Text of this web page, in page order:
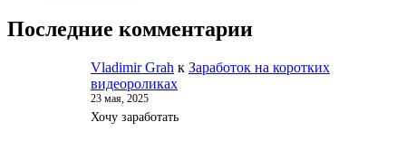
Последние комментарии
Vladimir Grah к Заработок на коротких
видеороликах
23 мая, 2025
Хочу заработать